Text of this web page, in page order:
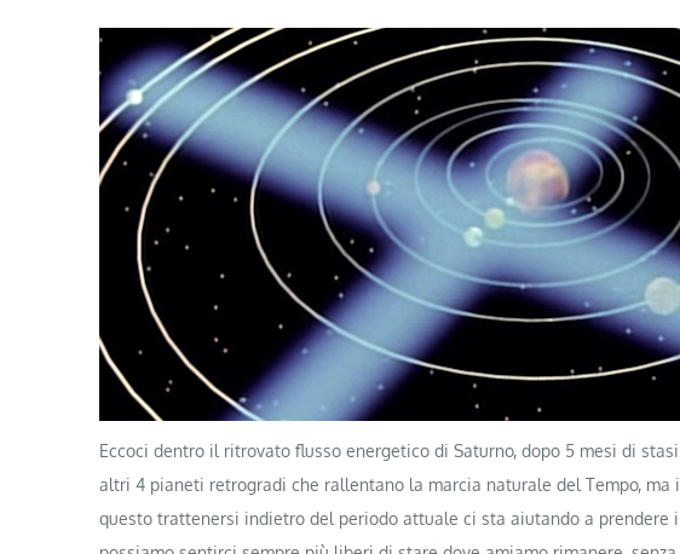
Eccoci dentro il ritrovato flusso energetico di Saturno, dopo 5 mesi di
altri 4 pianeti retrogradi che rallentano la marcia naturale del Tempo,
questo trattenersi indietro del periodo attuale ci sta aiutando a prendere